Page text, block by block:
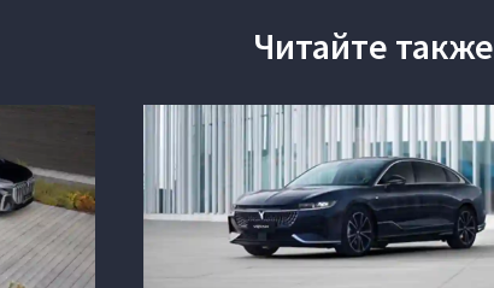
Читайте также